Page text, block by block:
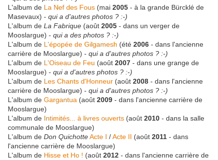
L'album de La Nef des Fous (mai 2005 - à la grande Bürcklé de
Masevaux) - qui a d'autres photos ? :-)
L'album de La Fabrique (août 2005 - dans un verger de
Mooslargue) - qui a des photos ? :-)
L'album de L'épopée de Gilgamesh (été 2006 - dans l'ancienne
carrière de Mooslargue) - qui a d'autres photos ? :-)
L'album de L'Oiseau de Feu (août 2007 - dans une grange de
Mooslargue) - qui a d'autres photos ? :-)
L'album de Les Chants d'Honneur (août 2008 - dans l'ancienne
carrière de Mooslargue) - qui a d'autres photos ? :-)
L'album de Gargantua (août 2009 - dans l'ancienne carrière de
Mooslargue)
L'album de Intimités... à livres ouverts (août 2010 - dans la salle
communale de Mooslargue)
L'album de Don QuichotteActe I /Acte II (août 2011 - dans
l'ancienne carrière de Mooslargue)
L'album de Hisse et Ho ! (août 2012 - dans l'ancienne carrière de